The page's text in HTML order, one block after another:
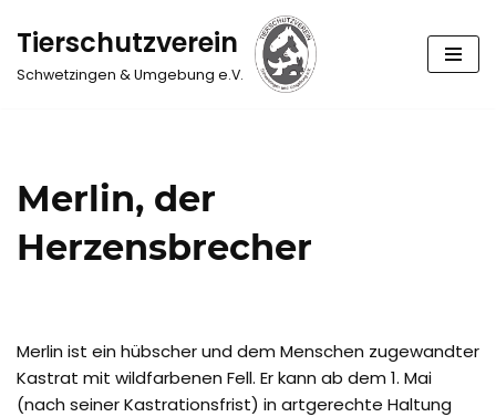
Zum
Inhalt
Tierschutzverein
Schwetzingen & Umgebung e.V.
Merlin, der
Herzensbrecher
Merlin ist ein hübscher und dem Menschen zugewandter
Kastrat mit wildfarbenen Fell. Er kann ab dem 1. Mai
(nach seiner Kastrationsfrist) in artgerechte Haltung